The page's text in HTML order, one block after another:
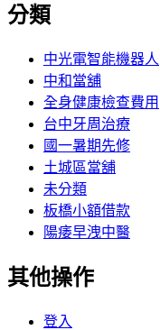
分類
中光電智能機器人
中和當舖
全身健康檢查費用
台中牙周治療
國一暑期先修
土城區當舖
未分類
板橋小額借款
陽痿早洩中醫
其他操作
登入